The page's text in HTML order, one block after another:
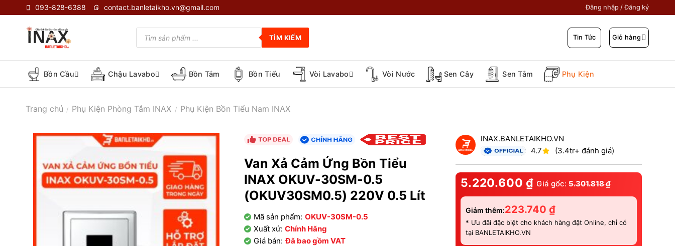
to
content
093-828-6388 contact.banletaikho.vn@gmail.com Đăng nhập / Đăng ký
Tìm
kiếm
phẩm
TÌM KIẾM Tin Tức Giỏ hàng
Bồn Cầu Chậu Lavabo Bồn Tắm Bồn Tiểu Vòi Lavabo Vòi Nước Sen Cây Sen Tắm Phụ Kiện
Trang chủ / Phụ Kiện Phòng Tắm INAX / Phụ Kiện Bồn Tiểu Nam INAX
Van Xả Cảm Ứng Bồn Tiểu
INAX OKUV-30SM-0.5
(OKUV30SM0.5) 220V 0.5 Lít
Mã sản phẩm: OKUV-30SM-0.5
Xuất xứ: Chính Hãng
Giá bán: Đã bao gồm VAT
INAX.BANLETAIKHO.VN
4.7
(3.4tr+ đánh giá)
5.220.600 ₫ Giá gốc: 5.301.818₫
Giảm thêm:223.740₫
* Ưu đãi đặc biệt cho khách hàng đặt Online, chỉ có
tại BANLETAIKHO.VN